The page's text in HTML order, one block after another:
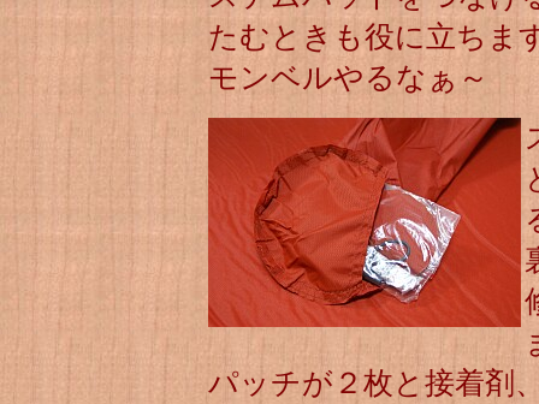
たむときも役に立ちま
モンベルやるなぁ～
パッチが２枚と接着剤